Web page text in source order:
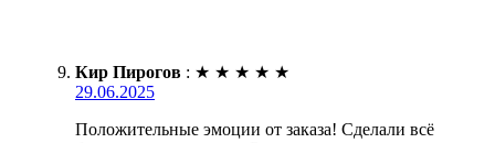
Кир Пирогов : ★ ★ ★ ★ ★
29.06.2025
Положительные эмоции от заказа! Сделали всё